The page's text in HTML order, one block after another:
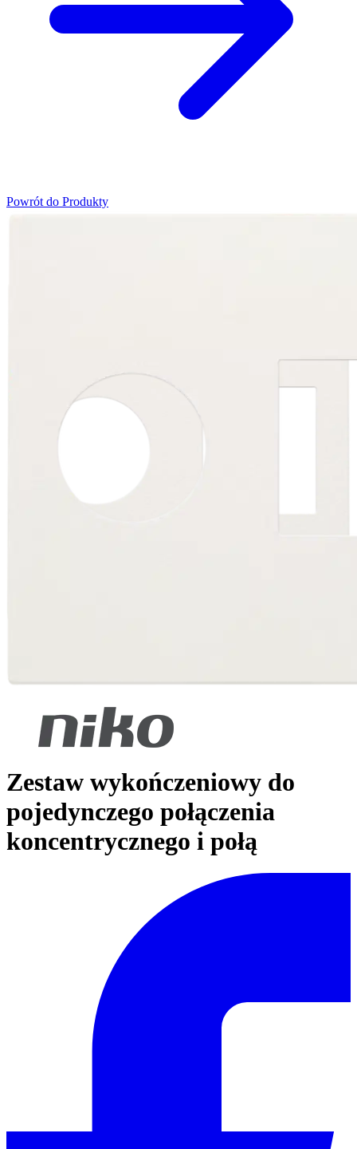
Powrót do Produkty
Zestaw wykończeniowy do
pojedynczego połączenia
koncentrycznego i połą